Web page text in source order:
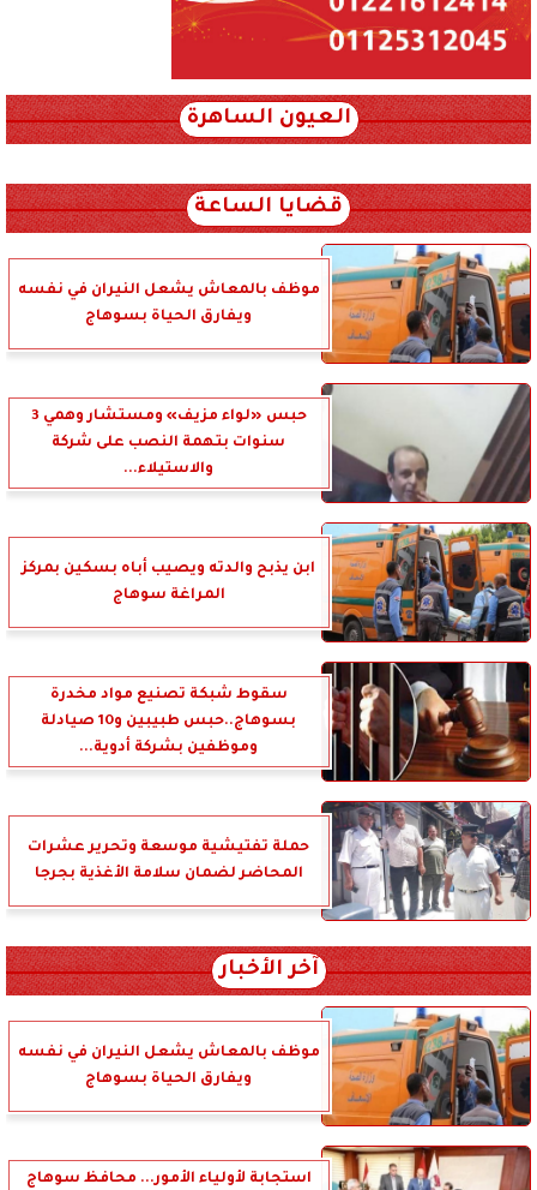
العيون الساهرة
قضايا الساعة
موظف بالمعاش يشعل النيران في نفسه
ويفارق الحياة بسوهاج
حبس «لواء مزيف» ومستشار وهمي 3
سنوات بتهمة النصب على شركة
والاستيلاء...
ابن يذبح والدته ويصيب أباه بسكين بمركز
المراغة سوهاج
سقوط شبكة تصنيع مواد مخدرة
بسوهاج..حبس طبيبين و10 صيادلة
وموظفين بشركة أدوية...
حملة تفتيشية موسعة وتحرير عشرات
المحاضر لضمان سلامة الأغذية بجرجا
آخر الأخبار
موظف بالمعاش يشعل النيران في نفسه
ويفارق الحياة بسوهاج
استجابة لأولياء الأمور... محافظ سوهاج